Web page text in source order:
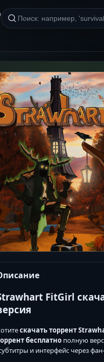
FitGirl
скачать торрент
бесплатно полную
и интерфейс через